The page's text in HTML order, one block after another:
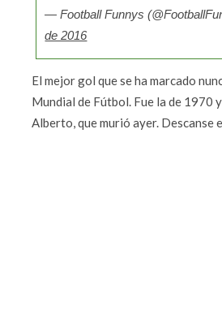
— Football Funnys
de 2016
El mejor gol que se ha marcado
Mundial de Fútbol. Fue la de 1970
Alberto, que murió ayer. Descanse